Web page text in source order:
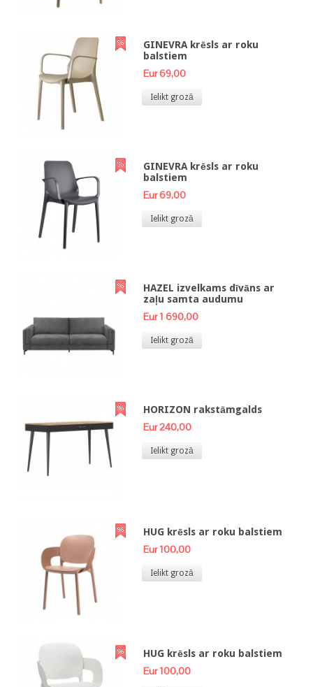
GINEVRA krēsls ar roku
balstiem
Eur 69,00
Ielikt grozā
GINEVRA krēsls ar roku
balstiem
Eur 69,00
Ielikt grozā
HAZEL izvelkams dīvāns ar
zaļu samta audumu
Eur 1 690,00
Ielikt grozā
HORIZON rakstāmgalds
Eur 240,00
Ielikt grozā
HUG krēsls ar roku balstiem
Eur 100,00
Ielikt grozā
HUG krēsls ar roku balstiem
Eur 100,00